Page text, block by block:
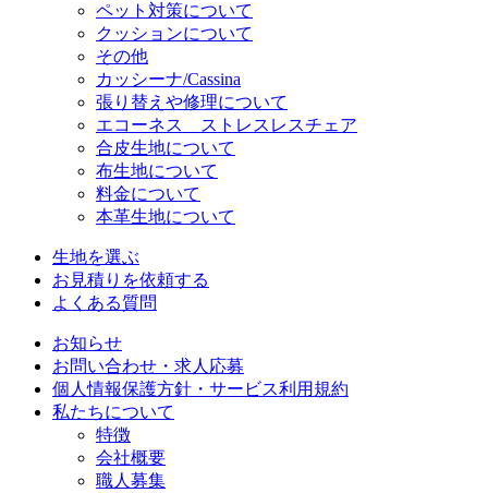
ペット対策について
クッションについて
その他
カッシーナ/Cassina
張り替えや修理について
エコーネス ストレスレスチェア
合皮生地について
布生地について
料金について
本革生地について
生地を選ぶ
お見積りを依頼する
よくある質問
お知らせ
お問い合わせ・求人応募
個人情報保護方針・サービス利用規約
私たちについて
特徴
会社概要
職人募集